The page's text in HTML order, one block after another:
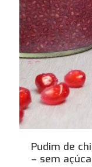
Pudim de
– sem